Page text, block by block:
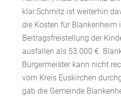
klar.Schmitz ist weiterhin
die Kosten für Blankenheim
Beitragsfreistellung der
ausfallen als 53.000 €.
Bürgermeister kann nicht
vom Kreis Euskirchen
gab die Gemeinde